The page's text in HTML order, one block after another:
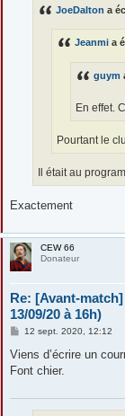
JoeDalton a
Jeanmi a
guym
En effet.
Pourtant le
Il était au
Exactement
CEW 66
Donateur
Re: [Avant-
13/09/20 à 16h)
M
s
a
12 sept. 2020, 12:12
Viens d’écrire un
Font chier.